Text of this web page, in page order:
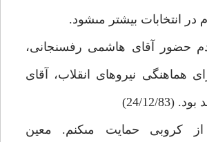
در انتخابات بيشتر مى‏شود.
حضور آقاى هاشمى رفسنجانى،
هماهنگى نيروهاى انقلاب، آقاى
(24/12/83)
از كروبى حمايت مى‏كنم. معين